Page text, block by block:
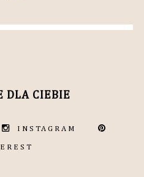
DLA CIEBIE
INSTAGRAM